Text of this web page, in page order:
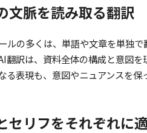
脈を読み取る翻訳
ルの多くは、単語や文章を単独
翻訳は、資料全体の構成と意図
る表現も、意図やニュアンスを
リフをそれぞれに